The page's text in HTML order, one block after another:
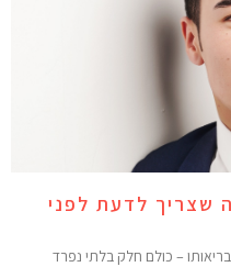
לדעת לפני
– כולם חלק בלתי נפרד